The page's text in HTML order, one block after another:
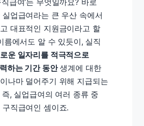
직급여’는 무엇일까요? 바로
업급여라는 큰 우산 속에서
대표적인 지원금이라고 할
름에서도 알 수 있듯이, 실직
운 일자리를 적극적으로
하는 기간 동안생계에 대한
나마 덜어주기 위해 지급되는
, 실업급여의 여러 종류 중
직급여인 셈이죠.